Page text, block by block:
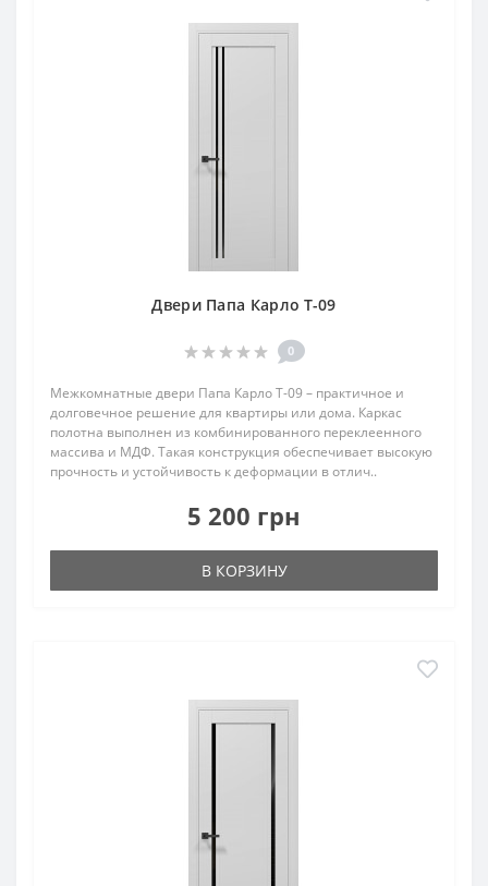
Двери Папа Карло T-09
0
Межкомнатные двери Папа Карло T-09 – практичное и
долговечное решение для квартиры или дома. Каркас
полотна выполнен из комбинированного переклеенного
массива и МДФ. Такая конструкция обеспечивает высокую
прочность и устойчивость к деформации в отлич..
5 200 грн
В КОРЗИНУ